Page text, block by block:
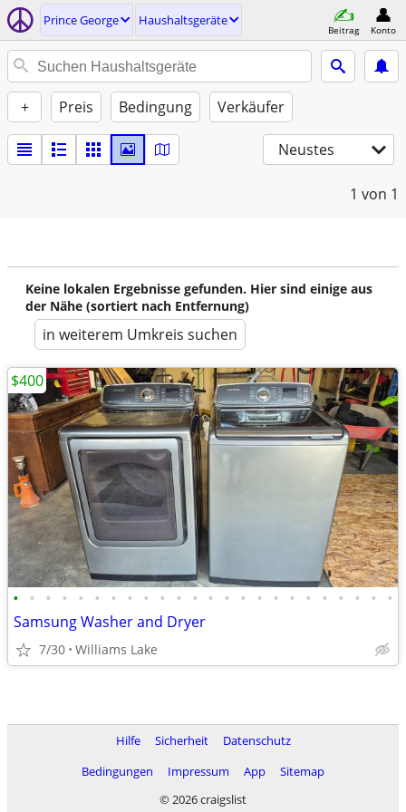
Prince George Haushaltsgeräte
Beitrag Konto
+ Preis Bedingung Verkäufer
Neustes
1 von 1
Keine lokalen Ergebnisse gefunden. Hier sind einige aus
der Nähe (sortiert nach Entfernung)
in weiterem Umkreis suchen
• • • • • • • • • • • • • • • • • • • • • • • •
Samsung Washer and Dryer
7/30 Williams Lake
$400
Hilfe Sicherheit
Datenschutz
Bedingungen
Impressum App
Sitemap
© 2026 craigslist